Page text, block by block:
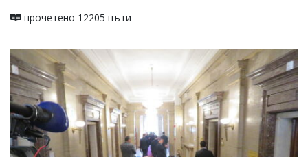
email:
Коментарите
под
статиите
се
въвеждат
от
читателите
и
редакцията
прочетено 12205 пъти